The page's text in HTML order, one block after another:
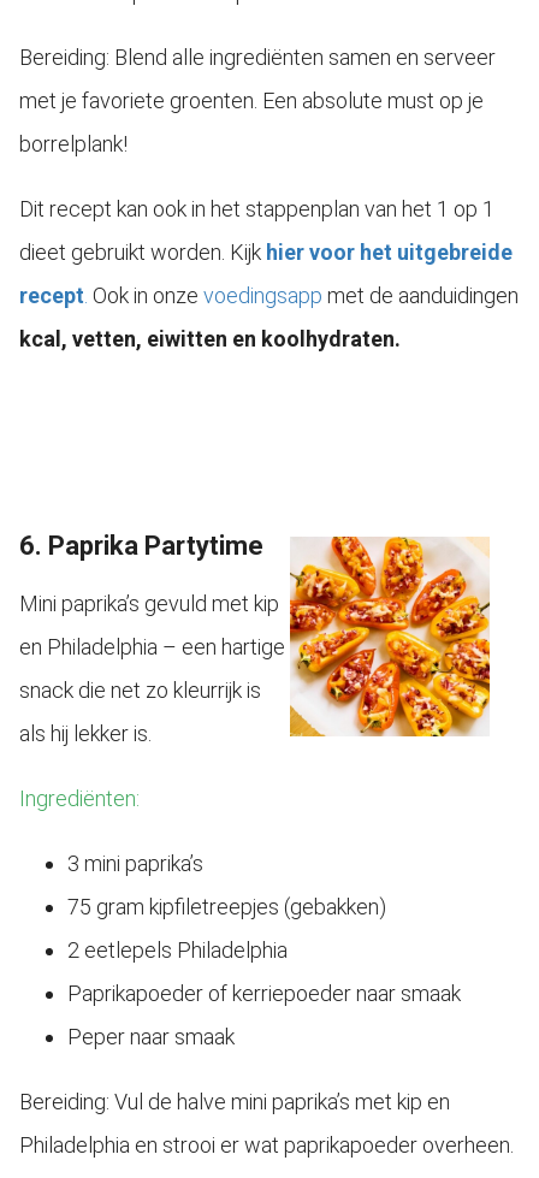
Bereiding: Blend alle ingrediënten samen en serveer
met je favoriete groenten. Een absolute must op je
borrelplank!
Dit recept kan ook in het stappenplan van het 1 op 1
dieet gebruikt worden. Kijk hier voor het uitgebreide
recept Ook in onze voedingsapp met de aanduidingen
kcal, vetten, eiwitten en koolhydraten.
6. Paprika Partytime
Mini paprika’s gevuld met kip
en Philadelphia – een hartige
snack die net zo kleurrijk is
als hij lekker is.
Ingrediënten:
3 mini paprika’s
75 gram kipfiletreepjes (gebakken)
2 eetlepels Philadelphia
Paprikapoeder of kerriepoeder naar smaak
Peper naar smaak
Bereiding: Vul de halve mini paprika’s met kip en
Philadelphia en strooi er wat paprikapoeder overheen.